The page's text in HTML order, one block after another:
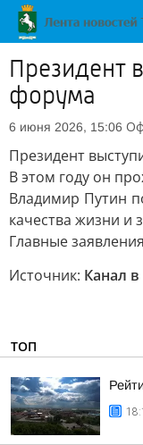
Президент
форума
6 июня 2026, 15:06
Президент
В этом году он
Владимир Путин
качества жизни и
Главные
Источник: Канал
ТОП